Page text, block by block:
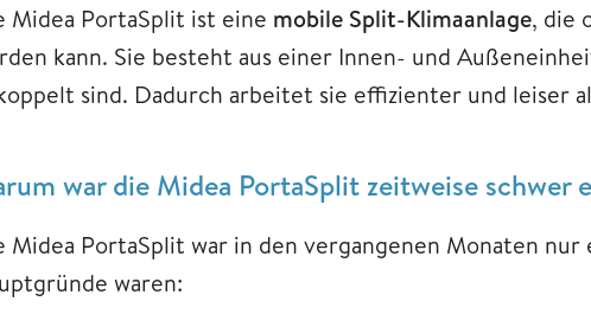
Midea PortaSplit ist eine mobile Split-Klimaanlage, die
kann. Sie besteht aus einer Innen- und
sind. Dadurch arbeitet sie effizienter und leiser
war die Midea PortaSplit zeitweise schwer
Midea PortaSplit war in den vergangenen Monaten
waren: